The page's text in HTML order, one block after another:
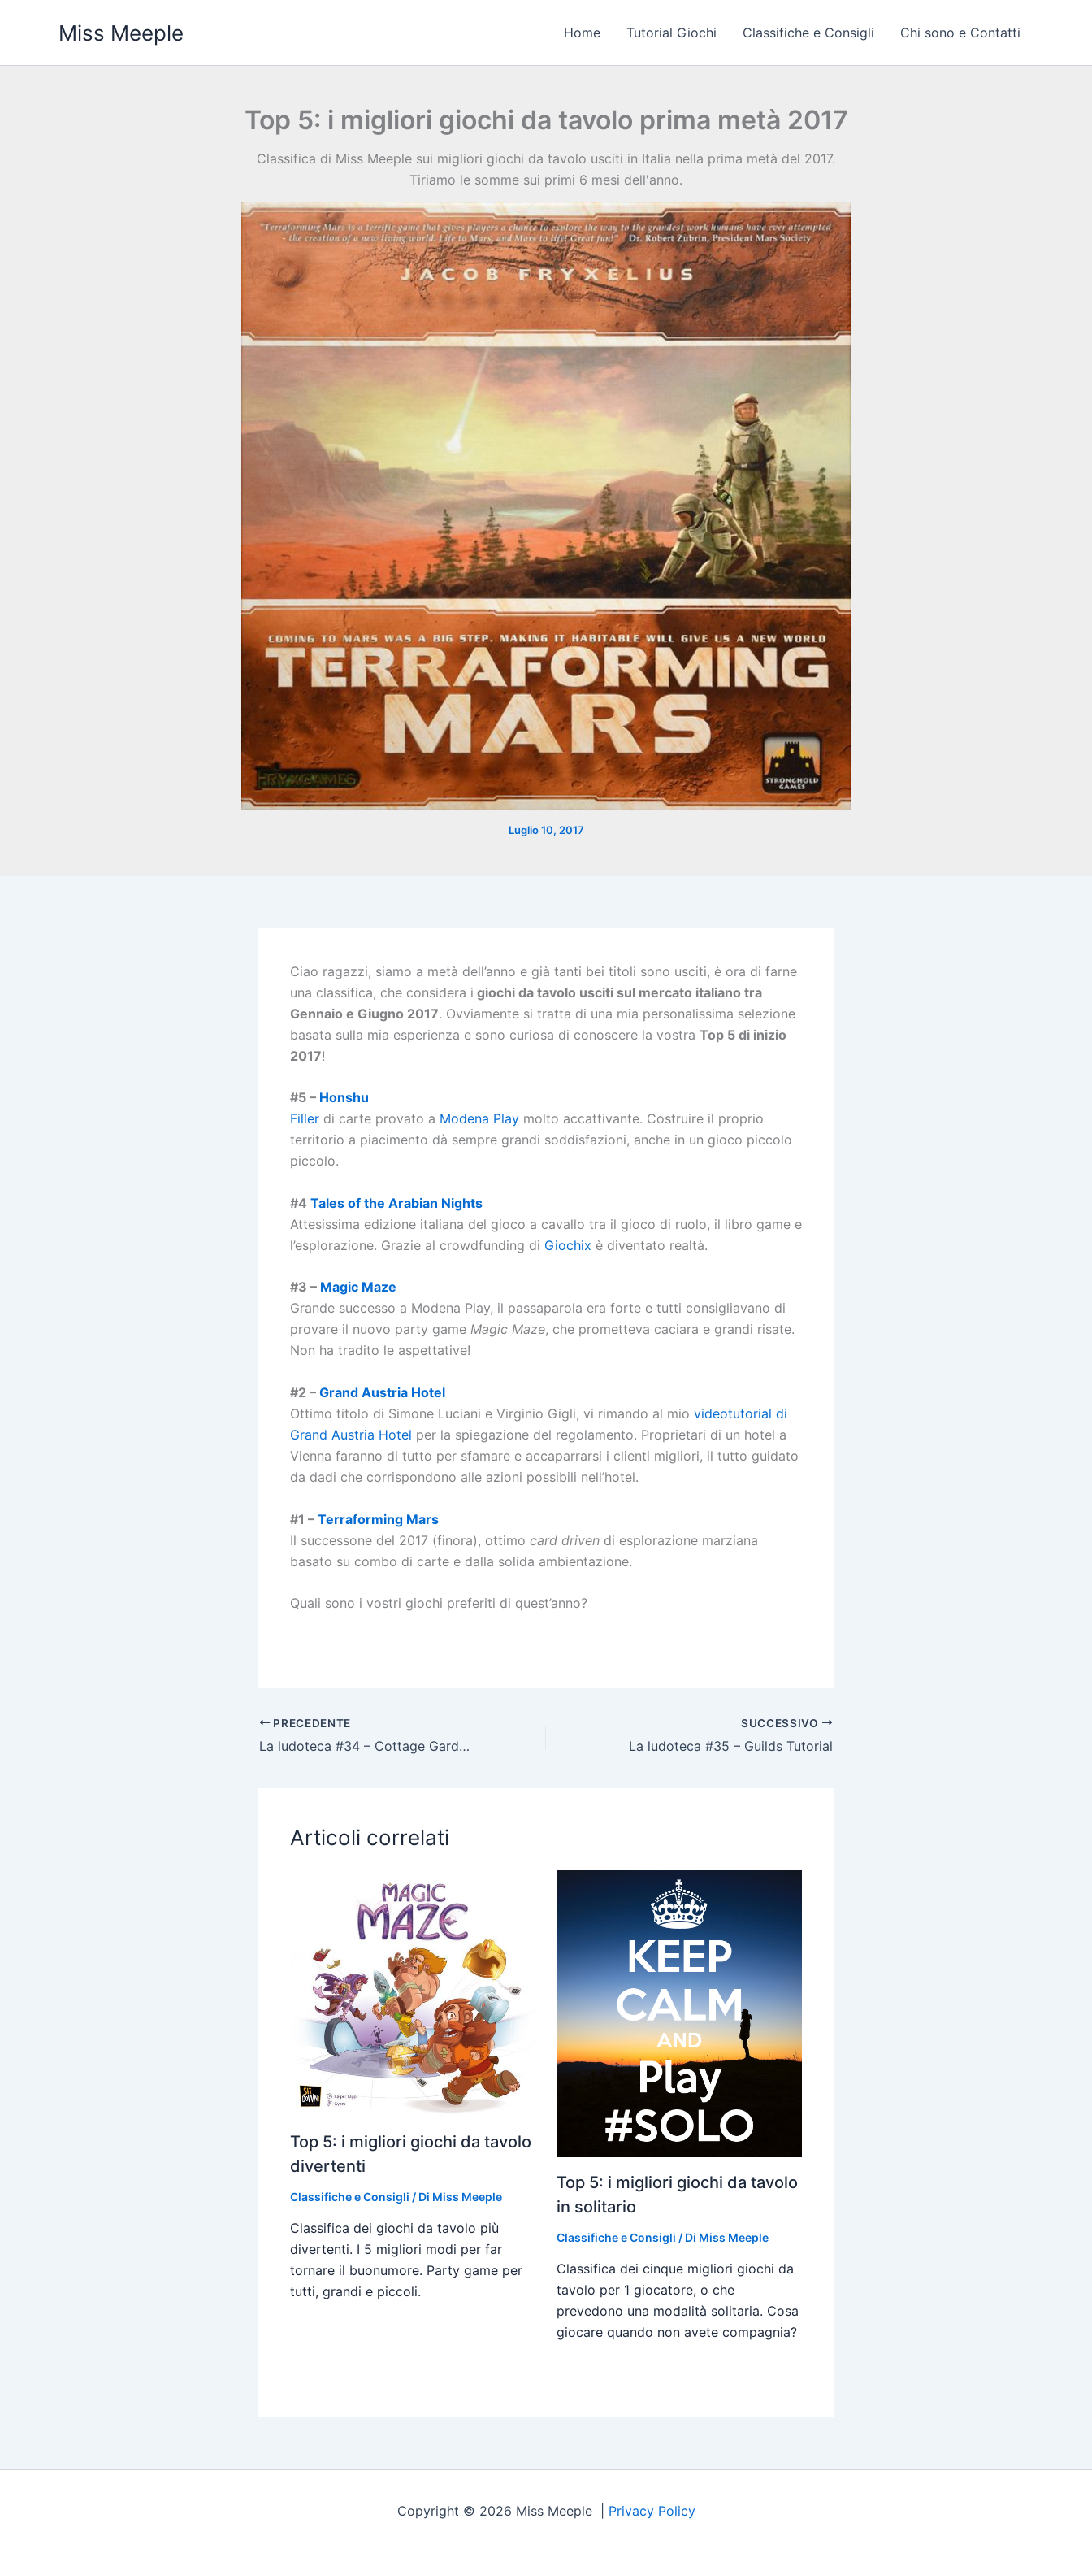
Miss Meeple Home Tutorial Giochi Classifiche e Consigli Chi sono e Contatti
Top 5: i migliori giochi da tavolo prima metà 2017
Classifica di Miss Meeple sui migliori giochi da tavolo usciti in Italia nella prima metà del 2017.
Tiriamo le somme sui primi 6 mesi dell'anno.
Luglio 10, 2017
Ciao ragazzi, siamo a metà dell’anno e già tanti bei titoli sono usciti, è ora di farne
una classifica, che considera i giochi da tavolo usciti sul mercato italiano tra
Gennaio e Giugno 2017. Ovviamente si tratta di una mia personalissima selezione
basata sulla mia esperienza e sono curiosa di conoscere la vostra Top 5 di inizio
2017!
#5 – Honshu
Filler di carte provato a Modena Play molto accattivante. Costruire il proprio
territorio a piacimento dà sempre grandi soddisfazioni, anche in un gioco piccolo
piccolo.
#4 Tales of the Arabian Nights
Attesissima edizione italiana del gioco a cavallo tra il gioco di ruolo, il libro game e
l’esplorazione. Grazie al crowdfunding di Giochix è diventato realtà.
#3 – Magic Maze
Grande successo a Modena Play, il passaparola era forte e tutti consigliavano di
provare il nuovo party game Magic Maze, che prometteva caciara e grandi risate.
Non ha tradito le aspettative!
#2 – Grand Austria Hotel
Ottimo titolo di Simone Luciani e Virginio Gigli, vi rimando al mio videotutorial di
Grand Austria Hotel per la spiegazione del regolamento. Proprietari di un hotel a
Vienna faranno di tutto per sfamare e accaparrarsi i clienti migliori, il tutto guidato
da dadi che corrispondono alle azioni possibili nell’hotel.
#1 – Terraforming Mars
Il successone del 2017 (finora), ottimo card driven di esplorazione marziana
basato su combo di carte e dalla solida ambientazione.
Quali sono i vostri giochi preferiti di quest’anno?
PRECEDENTE
La ludoteca #34 – Cottage Garden Tutorial
SUCCESSIVO
La ludoteca #35 – Guilds Tutorial
Articoli correlati
Top 5: i migliori giochi da tavolo
divertenti
Classifiche e Consigli / Di Miss Meeple
Classifica dei giochi da tavolo più
divertenti. I 5 migliori modi per far
tornare il buonumore. Party game per
tutti, grandi e piccoli.
Top 5: i migliori giochi da tavolo
in solitario
Classifiche e Consigli / Di Miss Meeple
Classifica dei cinque migliori giochi da
tavolo per 1 giocatore, o che
prevedono una modalità solitaria. Cosa
giocare quando non avete compagnia?
Copyright © 2026 Miss Meeple | Privacy Policy